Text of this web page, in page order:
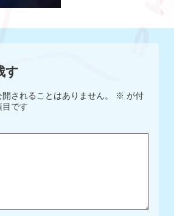
す
されることはありません。 ※ が付
目です